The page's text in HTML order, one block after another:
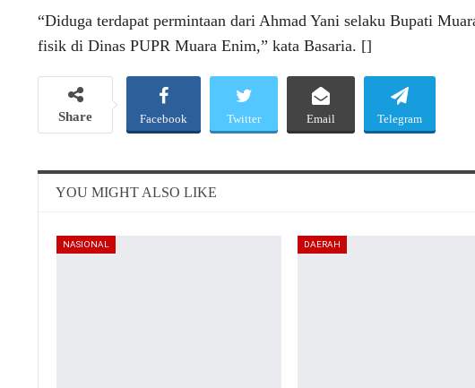
“Diduga terdapat permintaan dari Ahmad Yani selaku Bupati
fisik di Dinas PUPR Muara Enim,” kata Basaria. []
Share Facebook Twitter Email Telegram
YOU MIGHT ALSO LIKE
NASIONAL DAERAH